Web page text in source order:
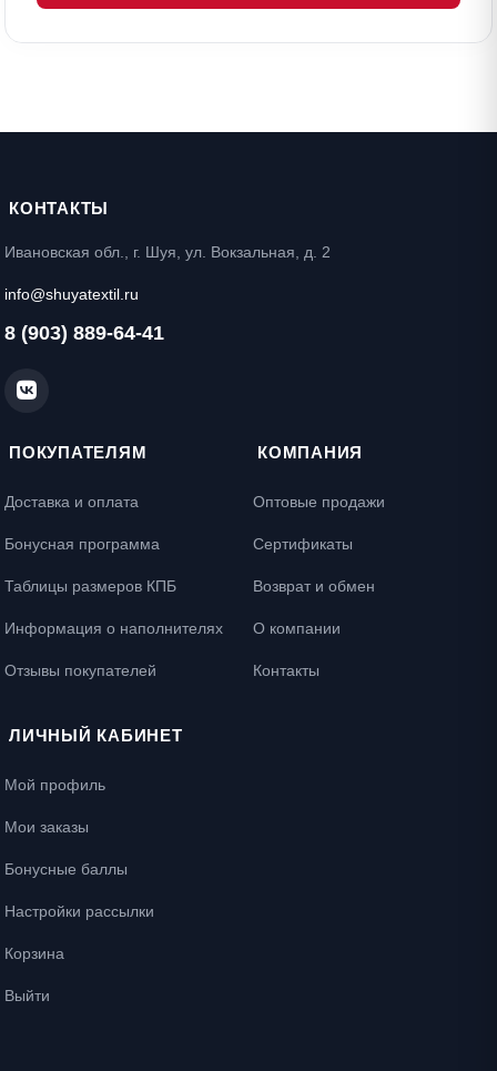
КОНТАКТЫ
Ивановская обл., г. Шуя, ул. Вокзальная, д. 2
info@shuyatextil.ru
8 (903) 889-64-41
ПОКУПАТЕЛЯМ
Доставка и оплата
Бонусная программа
Таблицы размеров КПБ
Информация о наполнителях
Отзывы покупателей
КОМПАНИЯ
Оптовые продажи
Сертификаты
Возврат и обмен
О компании
Контакты
ЛИЧНЫЙ КАБИНЕТ
Мой профиль
Мои заказы
Бонусные баллы
Настройки рассылки
Корзина
Выйти